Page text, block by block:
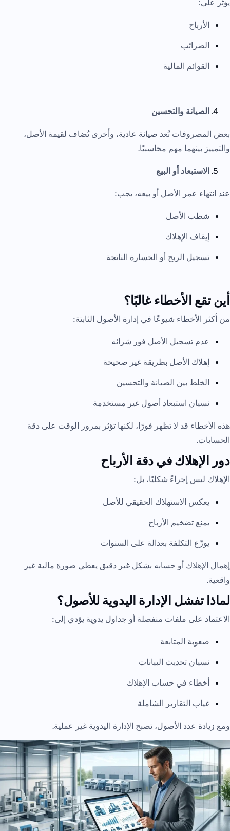
يؤثر على:
الأرباح
الضرائب
القوائم المالية
الصيانة والتحسين
بعض المصروفات تُعد صيانة عادية، وأخرى تُضاف لقيمة الأصل،
والتمييز بينهما مهم محاسبيًا.
الاستبعاد أو البيع
عند انتهاء عمر الأصل أو بيعه، يجب:
شطب الأصل
إيقاف الإهلاك
تسجيل الربح أو الخسارة الناتجة
أين تقع الأخطاء غالبًا؟
من أكثر الأخطاء شيوعًا في إدارة الأصول الثابتة:
عدم تسجيل الأصل فور شرائه
إهلاك الأصل بطريقة غير صحيحة
الخلط بين الصيانة والتحسين
نسيان استبعاد أصول غير مستخدمة
هذه الأخطاء قد لا تظهر فورًا، لكنها تؤثر بمرور الوقت على دقة
الحسابات.
دور الإهلاك في دقة الأرباح
الإهلاك ليس إجراءً شكليًا، بل:
يعكس الاستهلاك الحقيقي للأصل
يمنع تضخيم الأرباح
يوزّع التكلفة بعدالة على السنوات
إهمال الإهلاك أو حسابه بشكل غير دقيق يعطي صورة مالية غير
واقعية.
لماذا تفشل الإدارة اليدوية للأصول؟
الاعتماد على ملفات منفصلة أو جداول يدوية يؤدي إلى:
صعوبة المتابعة
نسيان تحديث البيانات
أخطاء في حساب الإهلاك
غياب التقارير الشاملة
ومع زيادة عدد الأصول، تصبح الإدارة اليدوية غير عملية.